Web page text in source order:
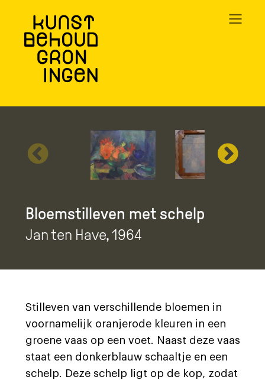
Bloemstilleven met schelp
Jan ten Have, 1964
Stilleven van verschillende bloemen in
voornamelijk oranjerode kleuren in een
groene vaas op een voet. Naast deze vaas
staat een donkerblauw schaaltje en een
schelp. Deze schelp ligt op de kop, zodat